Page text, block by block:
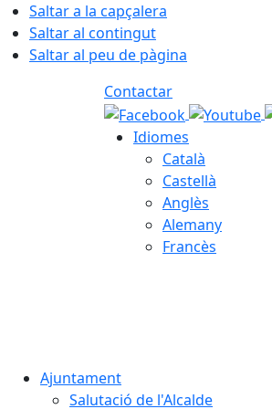
Saltar a la capçalera
Saltar al contingut
Saltar al peu de pàgina
Contactar
Idiomes
Català
Castellà
Anglès
Alemany
Francès
Ajuntament
Salutació de l'Alcalde